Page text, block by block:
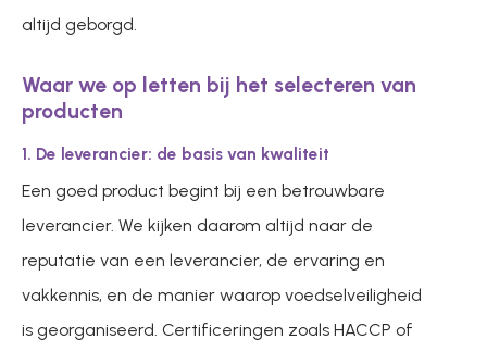
altijd geborgd.
Waar we op letten bij het selecteren van
producten
1. De leverancier: de basis van kwaliteit
Een goed product begint bij een betrouwbare
leverancier. We kijken daarom altijd naar de
reputatie van een leverancier, de ervaring en
vakkennis, en de manier waarop voedselveiligheid
is georganiseerd. Certificeringen zoals HACCP of